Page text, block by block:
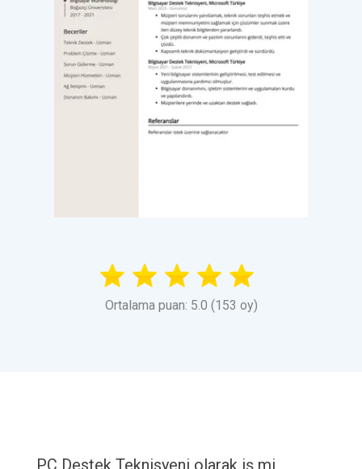
Ortalama puan: 5.0 (153 oy)
PC Destek Teknisyeni olarak iş mi